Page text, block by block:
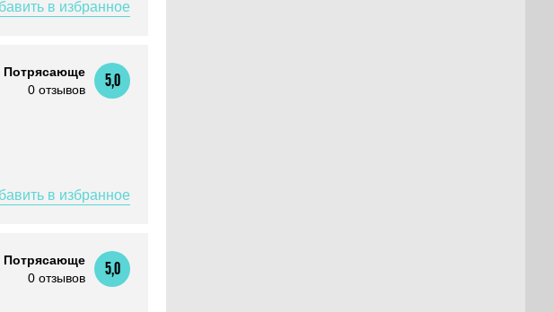
Потрясающе
0 отзывов
5,0
Потрясающе
0 отзывов
5,0